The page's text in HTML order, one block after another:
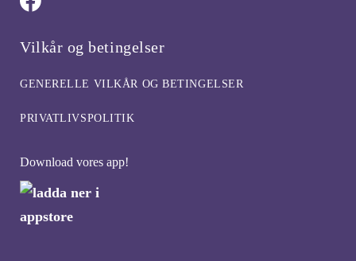
Vilkår og betingelser
GENERELLE VILKÅR OG BETINGELSER
PRIVATLIVSPOLITIK
Download vores app!